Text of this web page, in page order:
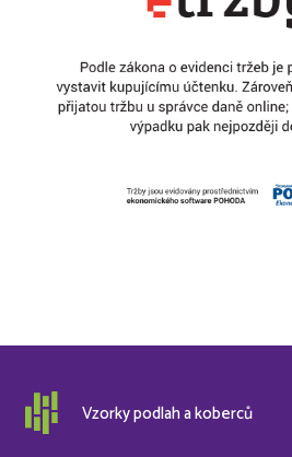
Vzorky podlah a koberců